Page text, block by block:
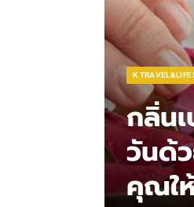
K
กลิ่น
วันด้
คุณใ